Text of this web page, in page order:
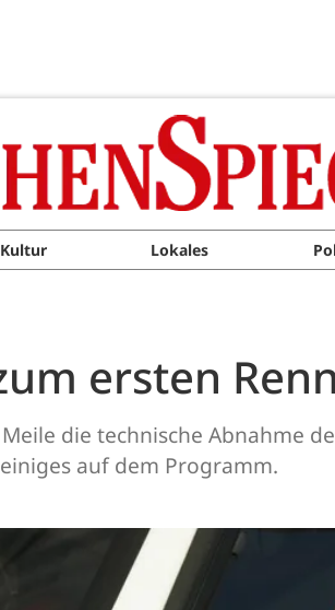
Lokales
ersten
die technische Abnahme
auf dem Programm.